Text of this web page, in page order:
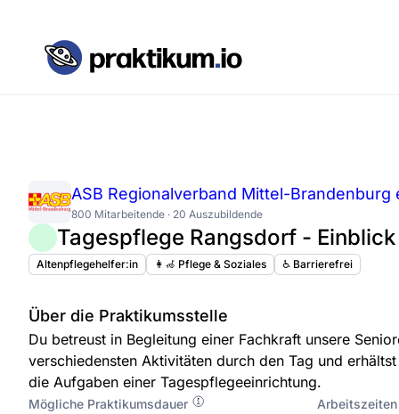
ASB Regionalverband Mittel-Brandenburg
800 Mitarbeitende · 20 Auszubildende
Tagespflege Rangsdorf -
Altenpflegehelfer:in 👩‍🦽 Pflege & Soziales ♿️ Barrierefrei
Über die Praktikumsstelle
Du betreust in Begleitung einer Fachkraft unsere
verschiedensten Aktivitäten durch den Tag und
die Aufgaben einer Tagespflegeeinrichtung.
Mögliche Praktikumsdauer Arbeitszeiten